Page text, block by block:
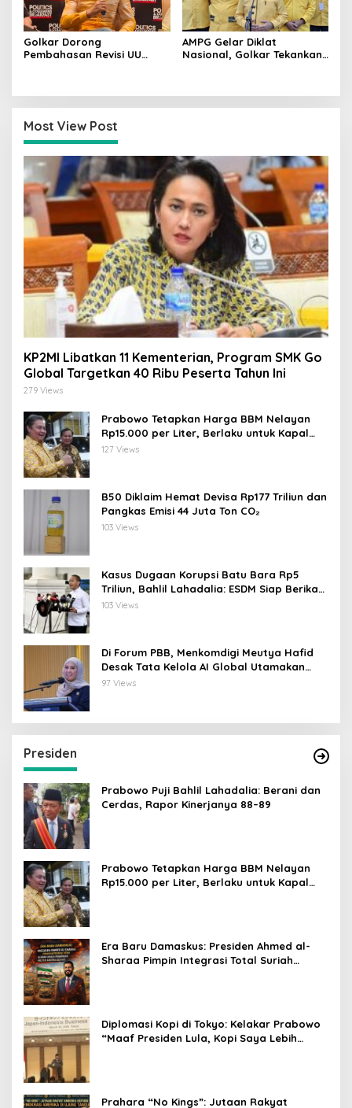
Golkar Dorong
Pembahasan Revisi UU
AMPG Gelar Diklat
Nasional, Golkar Tekankan
Most View Post
KP2MI Libatkan 11 Kementerian, Program SMK Go
Global Targetkan 40 Ribu Peserta Tahun Ini
279 Views
Prabowo Tetapkan Harga BBM Nelayan
Rp15.000 per Liter, Berlaku untuk Kapal
30-200 GT
127 Views
B50 Diklaim Hemat Devisa Rp177 Triliun dan
Pangkas Emisi 44 Juta Ton CO₂
103 Views
Kasus Dugaan Korupsi Batu Bara Rp5
Triliun, Bahlil Lahadalia: ESDM Siap Berikan
Data
103 Views
Di Forum PBB, Menkomdigi Meutya Hafid
Desak Tata Kelola AI Global Utamakan
Perlindungan Anak
97 Views
Presiden
Prabowo Puji Bahlil Lahadalia: Berani dan
Cerdas, Rapor Kinerjanya 88–89
Prabowo Tetapkan Harga BBM Nelayan
Rp15.000 per Liter, Berlaku untuk Kapal
Era Baru Damaskus: Presiden Ahmed al-
Sharaa Pimpin Integrasi Total Suriah
Diplomasi Kopi di Tokyo: Kelakar Prabowo
“Maaf Presiden Lula, Kopi Saya Lebih
Prahara “No Kings”: Jutaan Rakyat